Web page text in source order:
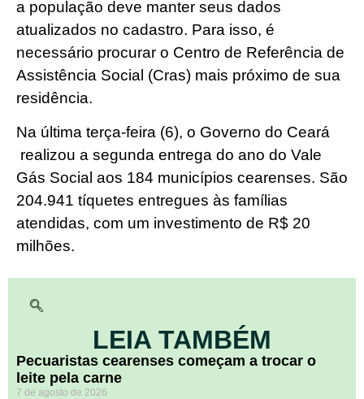
a população deve manter seus dados
atualizados no cadastro. Para isso, é
necessário procurar o Centro de Referência de
Assistência Social (Cras) mais próximo de sua
residência.
Na última terça-feira (6), o Governo do Ceará
realizou a segunda entrega do ano do Vale
Gás Social aos 184 municípios cearenses. São
204.941 tíquetes entregues às famílias
atendidas, com um investimento de R$ 20
milhões.
LEIA TAMBÉM
Pecuaristas cearenses começam a trocar o
leite pela carne
7 de agosto de 2026